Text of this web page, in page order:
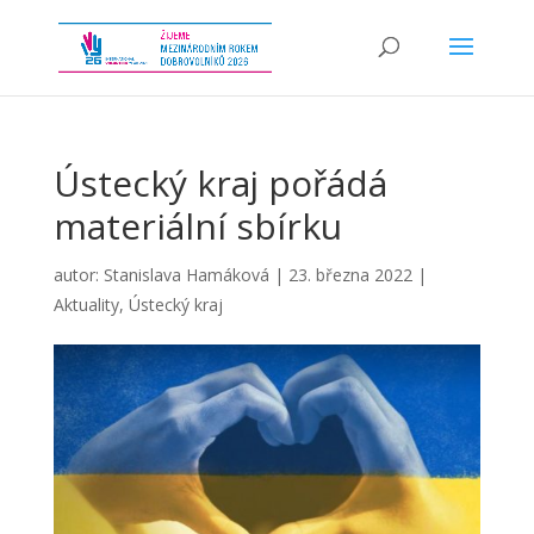
Ústecký kraj pořádá
materiální sbírku
autor: Stanislava Hamáková | 23. března 2022|
Aktuality, Ústecký kraj